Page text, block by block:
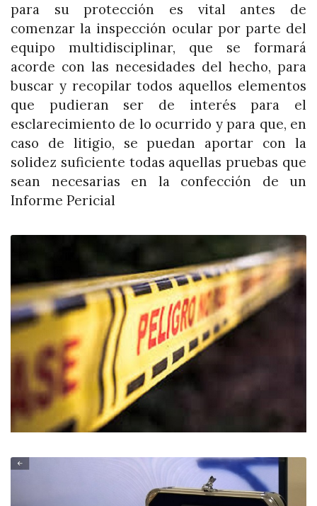
para su protección es vital antes de
comenzar la inspección ocular por parte del
equipo multidisciplinar, que se formará
acorde con las necesidades del hecho, para
buscar y recopilar todos aquellos elementos
que pudieran ser de interés para el
esclarecimiento de lo ocurrido y para que, en
caso de litigio, se puedan aportar con la
solidez suficiente todas aquellas pruebas que
sean necesarias en la confección de un
Informe Pericial